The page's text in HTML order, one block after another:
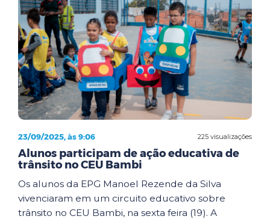
225 visualizações
23/09/2025, às 9:06
Alunos participam de ação educativa de
trânsito no CEU Bambi
Os alunos da EPG Manoel Rezende da Silva
vivenciaram em um circuito educativo sobre
trânsito no CEU Bambi, na sexta feira (19). A